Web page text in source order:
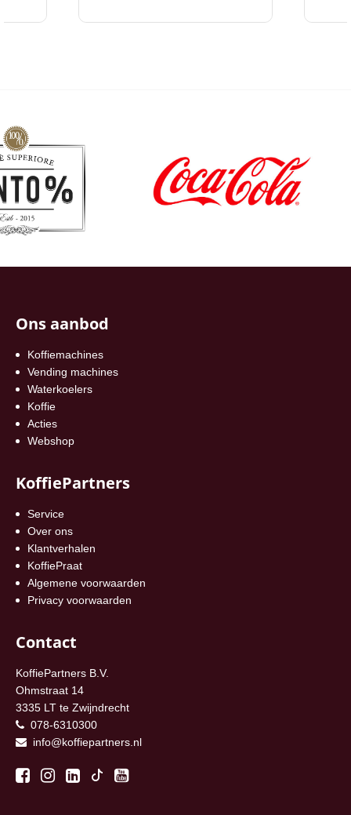
Ons aanbod
Koffiemachines
Vending machines
Waterkoelers
Koffie
Acties
Webshop
KoffiePartners
Service
Over ons
Klantverhalen
KoffiePraat
Algemene voorwaarden
Privacy voorwaarden
Contact
KoffiePartners B.V.
Ohmstraat 14
3335 LT te Zwijndrecht
078-6310300
info@koffiepartners.nl